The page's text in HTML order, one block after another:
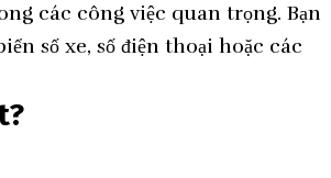
các công việc quan trọng. Bạn
số xe, số điện thoại hoặc các